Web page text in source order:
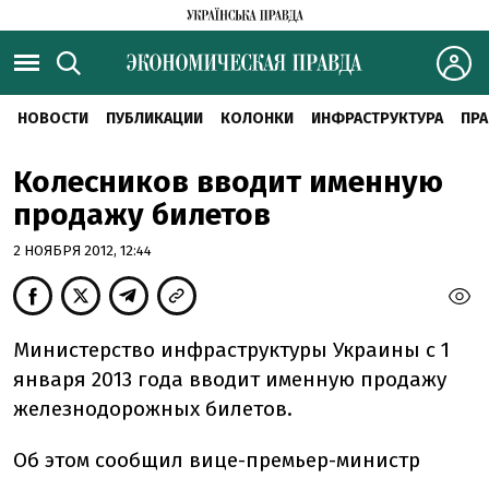
НОВОСТИ ПУБЛИКАЦИИ КОЛОНКИ ИНФРАСТРУКТУРА
Колесников вводит именную
продажу билетов
2 НОЯБРЯ 2012, 12:44
Министерство инфраструктуры Украины с 1
января 2013 года вводит именную продажу
железнодорожных билетов.
Об этом сообщил вице-премьер-министр